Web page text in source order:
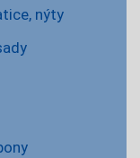
nýty